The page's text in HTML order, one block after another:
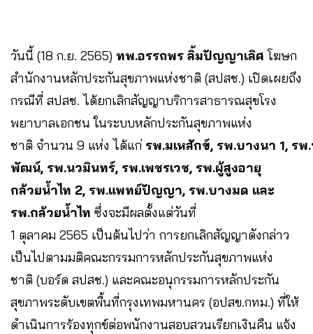
วันนี้ (18 ก.ย.​ 2565) ทพ.อรรถพร ลิ้มปัญญาเลิศ โฆษก
สำนักงานหลักประกันสุขภาพแห่งชาติ (สปสช.) เปิดเผยถึง
กรณีที่ สปสช. ได้ยกเลิกสัญญาบริการสาธารณสุขโรง
พยาบาลเอกชน ในระบบหลักประกันสุขภาพแห่ง
ชาติ จำนวน 9 แห่ง ได้แก่ รพ.มเหสักข์, รพ.บางนา 1, รพ
พัฒน์, รพ.นวมินทร์, รพ.เพชรเวช, รพ.ผู้สูงอายุ
กล้วยน้ำไท 2, รพ.แพทย์ปัญญา, รพ.บางมด และ
รพ.กล้วยน้ำไท ซึ่งจะมีผลตั้งแต่วันที่
1 ตุลาคม 2565 เป็นต้นไปว่า การยกเลิกสัญญาดังกล่าว
เป็นไปตามมติคณะกรรมการหลักประกันสุขภาพแห่ง
ชาติ (บอร์ด สปสช.) และคณะอนุกรรมการหลักประกัน
สุขภาพระดับเขตพื้นที่กรุงเทพมหานคร (อปสข.กทม.) ที่ให้
ดำเนินการร้องทุกข์ต่อพนักงานสอบสวนเรียกเงินคืน แจ้ง